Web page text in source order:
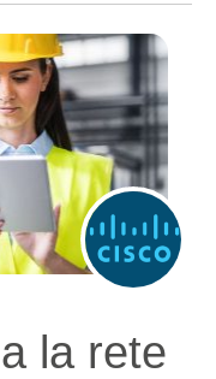
la rete